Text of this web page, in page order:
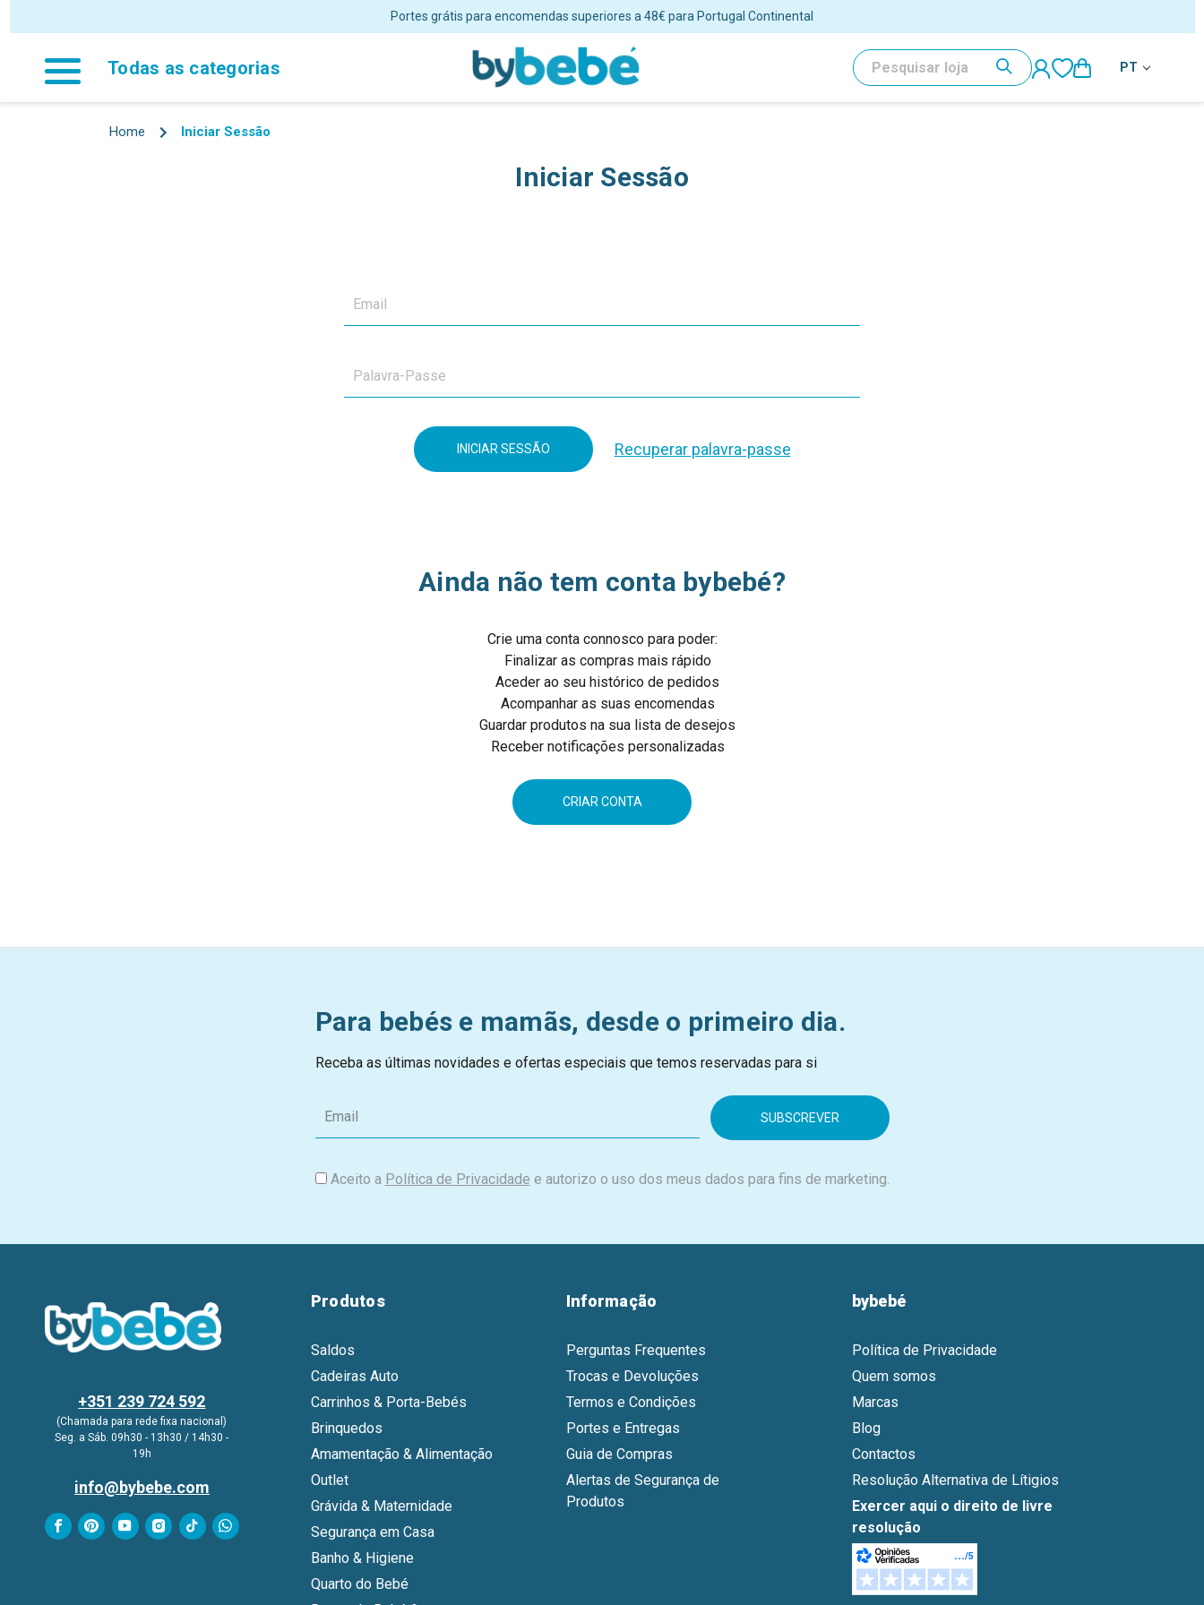
Envios em 24/48 horas úteis para Portugal Continental
Todas as categorias PESQUISAR
PT
Home Iniciar Sessão
Iniciar Sessão
Recuperar palavra-passe
Ainda não tem conta bybebé?
Crie uma conta connosco para poder:
Finalizar as compras mais rápido
Aceder ao seu histórico de pedidos
Acompanhar as suas encomendas
Guardar produtos na sua lista de desejos
Receber notificações personalizadas
CRIAR CONTA
Para bebés e mamãs, desde o primeiro dia.
Receba as últimas novidades e ofertas especiais que temos reservadas para si
m
i
Aceito a Política de Privacidade e autorizo o uso dos meus dados para fins de marketing.
+351 239 724 592
(Chamada para rede fixa nacional)
Seg. a Sáb. 09h30 - 13h30 / 14h30 -
19h
info@bybebe.com
Produtos
Saldos
Cadeiras Auto
Carrinhos & Porta-Bebés
Brinquedos
Amamentação & Alimentação
Outlet
Grávida & Maternidade
Segurança em Casa
Banho & Higiene
Quarto do Bebé
Informação
Perguntas Frequentes
Trocas e Devoluções
Termos e Condições
Portes e Entregas
Guia de Compras
Alertas de Segurança de
Produtos
bybebé
Política de Privacidade
Quem somos
Marcas
Blog
Contactos
Resolução Alternativa de Lítigios
Exercer aqui o direito de livre
resolução